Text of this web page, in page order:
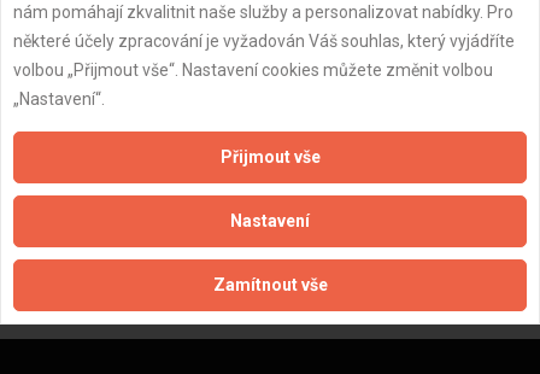
ZPĚT
nám pomáhají zkvalitnit naše služby a personalizovat nabídky. Pro
některé účely zpracování je vyžadován Váš souhlas, který vyjádříte
volbou „Přijmout vše“. Nastavení cookies můžete změnit volbou
„Nastavení“.
Přijmout vše
Nastavení
Zamítnout vše